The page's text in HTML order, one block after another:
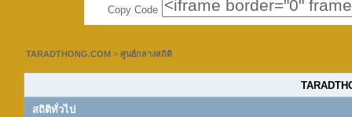
Copy Code
TARADTHONG.COM > ศูนย์กลางสถิติ
สถิติทั่วไป